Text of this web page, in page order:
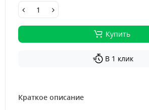
Купить
В 1 клик
Краткое описание